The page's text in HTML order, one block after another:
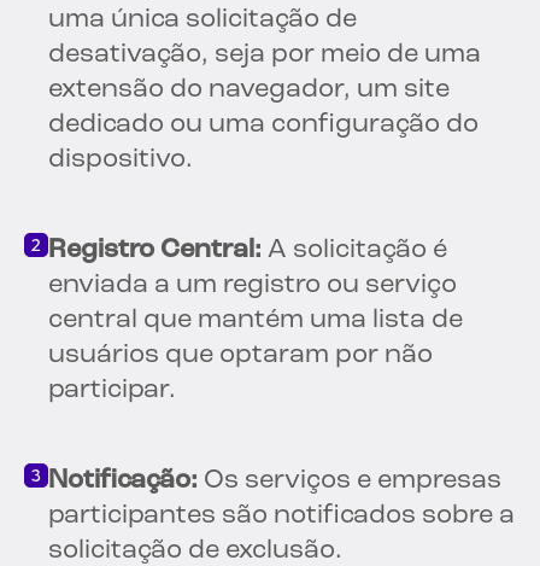
uma única solicitação de
desativação, seja por meio de uma
extensão do navegador, um site
dedicado ou uma configuração do
dispositivo.
Registro Central: A solicitação é
enviada a um registro ou serviço
central que mantém uma lista de
usuários que optaram por não
participar.
Notificação: Os serviços e empresas
participantes são notificados sobre a
solicitação de exclusão.